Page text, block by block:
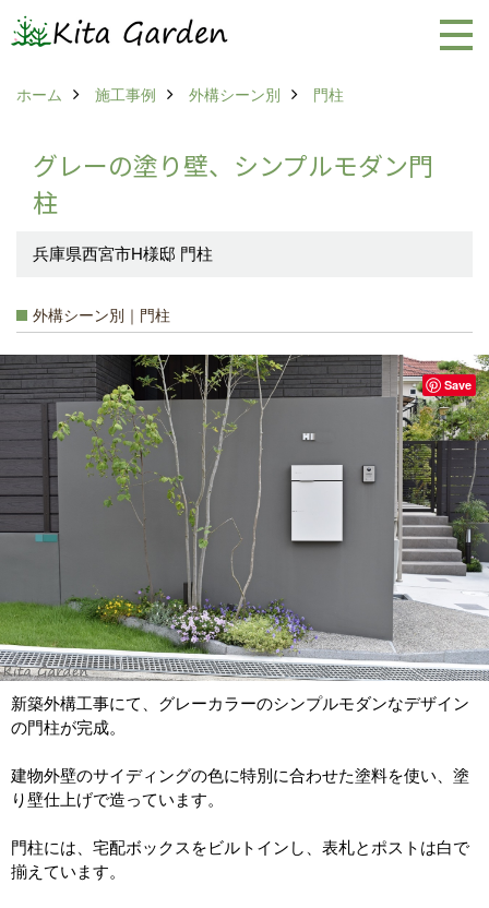
ホーム 施工事例 外構シーン別 門柱
グレーの塗り壁、シンプルモダン門
柱
兵庫県西宮市H様邸 門柱
外構シーン別｜門柱
新築外構工事にて、グレーカラーのシンプルモダンなデザイン
の門柱が完成。
建物外壁のサイディングの色に特別に合わせた塗料を使い、塗
り壁仕上げで造っています。
門柱には、宅配ボックスをビルトインし、表札とポストは白で
揃えています。
Save